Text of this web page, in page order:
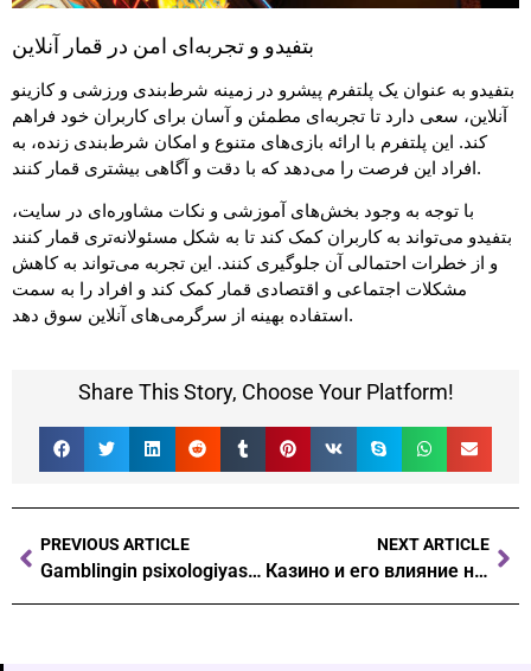
بتفیدو و تجربه‌ای امن در قمار آنلاین
بتفیدو به عنوان یک پلتفرم پیشرو در زمینه شرط‌بندی ورزشی و کازینو
آنلاین، سعی دارد تا تجربه‌ای مطمئن و آسان برای کاربران خود فراهم
کند. این پلتفرم با ارائه بازی‌های متنوع و امکان شرط‌بندی زنده، به
افراد این فرصت را می‌دهد که با دقت و آگاهی بیشتری قمار کنند.
با توجه به وجود بخش‌های آموزشی و نکات مشاوره‌ای در سایت،
بتفیدو می‌تواند به کاربران کمک کند تا به شکل مسئولانه‌تری قمار کنند
و از خطرات احتمالی آن جلوگیری کنند. این تجربه می‌تواند به کاهش
مشکلات اجتماعی و اقتصادی قمار کمک کند و افراد را به سمت
استفاده بهینه از سرگرمی‌های آنلاین سوق دهد.
Share This Story, Choose Your Platform!
PREVIOUS ARTICLE
Gamblingin psixologiyası pinco casino ilə uğur qazanmağın yolları
NEXT ARTICLE
Казино и его влияние на культуру как азартные игры формируют общественное сознание pinco casino